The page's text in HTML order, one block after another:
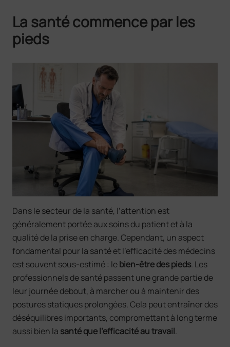
La santé commence par les
pieds
Dans le secteur de la santé, l’attention est
généralement portée aux soins du patient et à la
qualité de la prise en charge. Cependant, un aspect
fondamental pour la santé et l’efficacité des médecins
est souvent sous-estimé : lebien-être des pieds. Les
professionnels de santé passent une grande partie de
leur journée debout, à marcher ou à maintenir des
postures statiques prolongées. Cela peut entraîner des
déséquilibres importants, compromettant à long terme
aussi bien la santé que l’efficacité au travail.